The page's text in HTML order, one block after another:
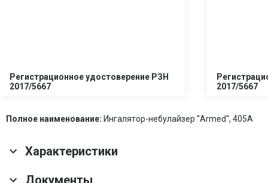
Регистрационное удостоверение РЗН
2017/5667
2017/5667
Полное наименование: Ингалятор-небулайзер ''Armed'', 405A
Характеристики
Основные характеристики